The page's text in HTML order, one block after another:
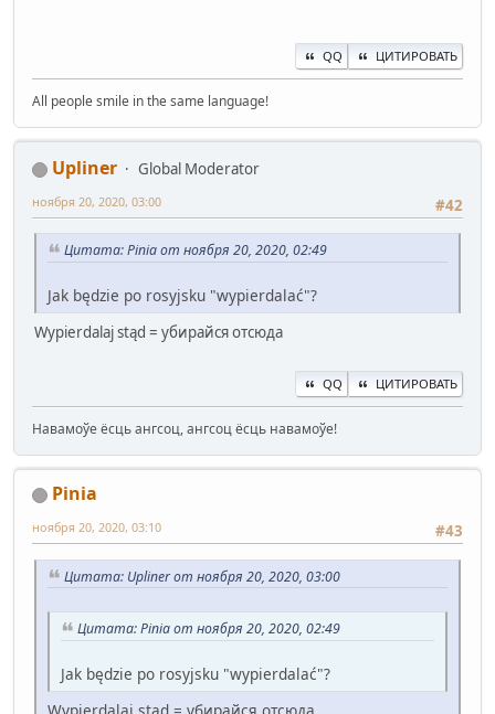
QQ ЦИТИРОВАТЬ
All people smile in the same language!
Upliner
Global Moderator
#42
ноября 20, 2020, 03:00
Цитата: Pinia от ноября 20, 2020, 02:49
Jak będzie po rosyjsku "wypierdalać"?
Wypierdalaj stąd = убирайся отсюда
QQ ЦИТИРОВАТЬ
Навамоўе ёсць ангсоц, ангсоц ёсць навамоўе!
Pinia
#43
ноября 20, 2020, 03:10
Цитата: Upliner от ноября 20, 2020, 03:00
Цитата: Pinia от ноября 20, 2020, 02:49
Jak będzie po rosyjsku "wypierdalać"?